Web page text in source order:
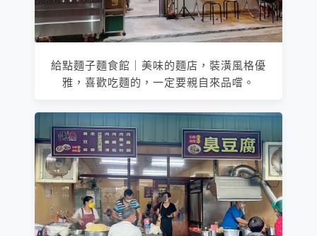
給點麵子麵食館｜美味的麵店，裝潢風格優
雅，喜歡吃麵的，一定要親自來品嚐。